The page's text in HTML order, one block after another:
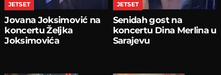
JETSET
Jovana Joksimović na
koncertu Željka
Joksimovića
JETSET
Senidah gost na
koncertu Dina Merlina u
Sarajevu